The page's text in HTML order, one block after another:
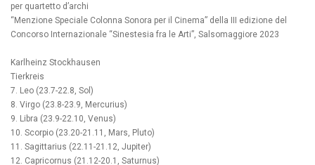
per quartetto d’archi
“Menzione Speciale Colonna Sonora per il Cinema” della III edizione del
Concorso Internazionale “Sinestesia fra le Arti”, Salsomaggiore 2023
Karlheinz Stockhausen
Tierkreis
7. Leo (23.7-22.8, Sol)
8. Virgo (23.8-23.9, Mercurius)
9. Libra (23.9-22.10, Venus)
10. Scorpio (23.20-21.11, Mars, Pluto)
11. Sagittarius (22.11-21.12, Jupiter)
12. Capricornus (21.12-20.1, Saturnus)